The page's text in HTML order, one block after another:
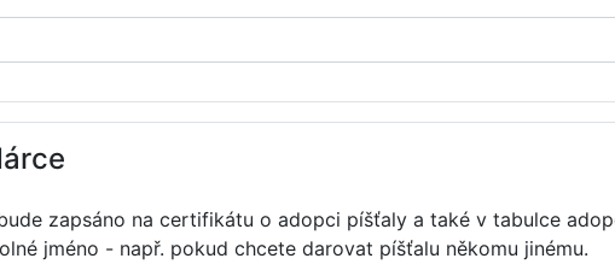
zapsáno na certifikátu o adopci píšťaly a také v tabulce
jméno - např. pokud chcete darovat píšťalu někomu jinému.